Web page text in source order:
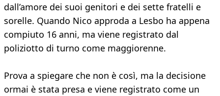
dall’amore dei suoi genitori e dei sette fratelli e
sorelle. Quando Nico approda a Lesbo ha appena
compiuto 16 anni, ma viene registrato dal
poliziotto di turno come maggiorenne.
Prova a spiegare che non è così, ma la decisione
ormai è stata presa e viene registrato come un